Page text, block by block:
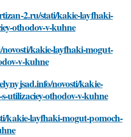
2.ru/stati/kakie-layfhaki-
othodov-v-kuhne
kakie-layfhaki-mogut-
v-kuhne
novosti/kakie-
utilizaciey-othodov-v-kuhne
kakie-layfhaki-mogut-pomoch-